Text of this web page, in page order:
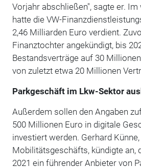
Vorjahr abschließen", sagte er.
hatte die VW-
2,46 Milliarden Euro verdient.
Finanztochter angekündigt, bis
Bestandsverträge auf 30
von zuletzt etwa 20 Millionen
Parkgeschäft im Lkw-Sektor
Außerdem sollen den Angaben
500 Millionen Euro in digitale
investiert werden. Gerhard
Mobilitätsgeschäfts, kündigte an,
2021 ein führender Anbieter von